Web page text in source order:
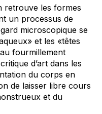
retrouve les formes
un processus de
microscopique se
et les «têtes
fourmillement
d’art dans les
du corps en
de laisser libre cours
et du